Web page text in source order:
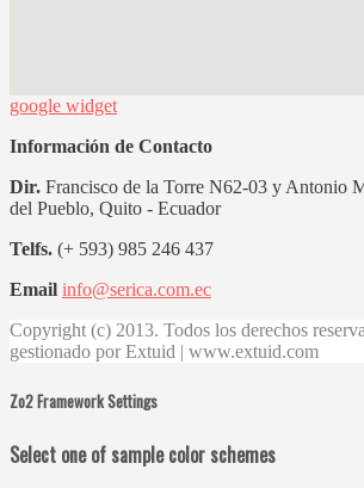
google widget
Información de Contacto
Dir. Francisco de la Torre N62-03 y Antonio
del Pueblo, Quito - Ecuador
Telfs. (+ 593) 985 246 437
Email info@serica.com.ec
Copyright (c) 2013. Todos los derechos
gestionado por Extuid | www.extuid.com
Zo2 Framework Settings
Select one of sample color schemes